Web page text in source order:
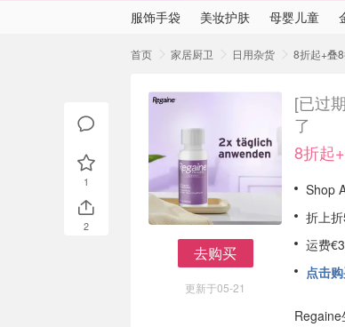
服饰手袋 美妆护肤 母婴儿童
首页 家居厨卫 日用杂货 8折起+叠
去购买
更新于05-21
[已过
了
8折起
Shop
折上
运费
点击
1
2